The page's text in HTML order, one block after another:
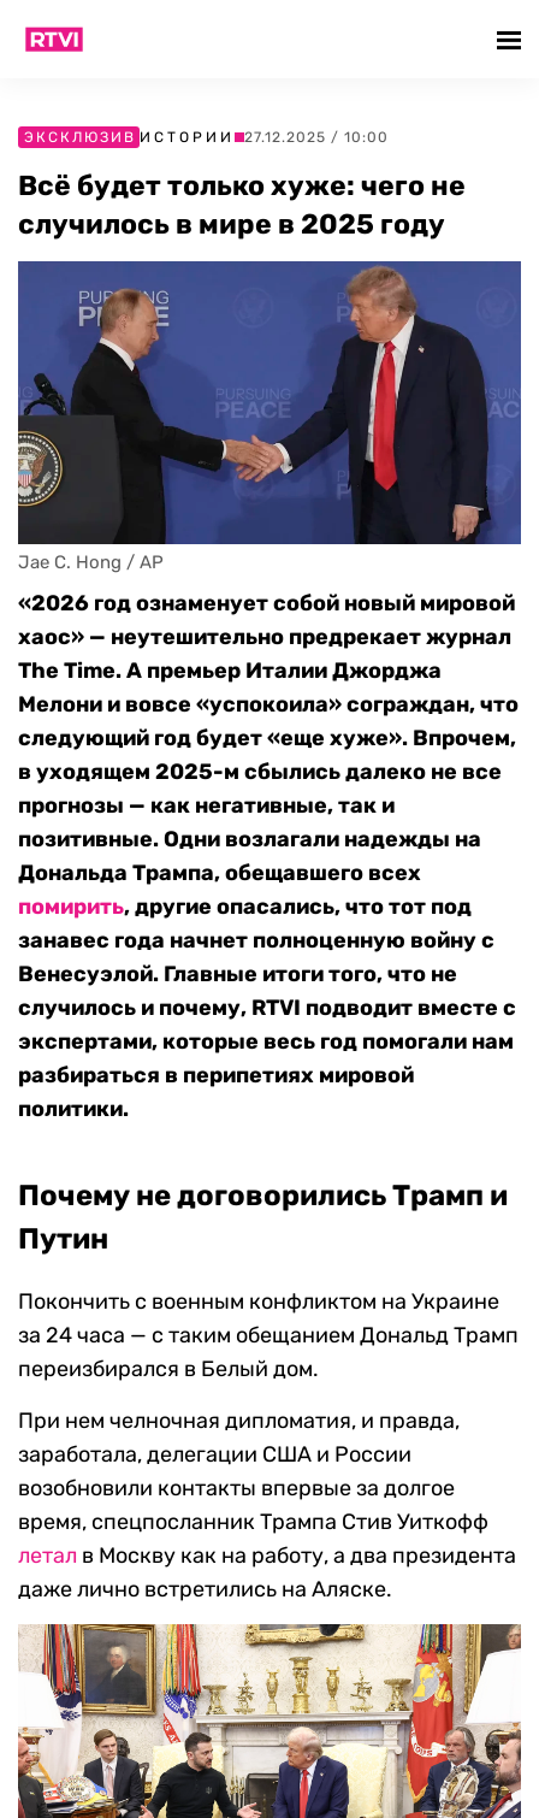
ЭКСКЛЮЗИВ ИСТОРИИ 27.12.2025 / 10:00
Всё будет только хуже: чего не
случилось в мире в 2025 году
Jae C. Hong / AP
«2026 год ознаменует собой новый мировой
хаос» — неутешительно предрекает журнал
The Time. А премьер Италии Джорджа
Мелони и вовсе «успокоила» сограждан, что
следующий год будет «еще хуже». Впрочем,
в уходящем 2025-м сбылись далеко не все
прогнозы — как негативные, так и
позитивные. Одни возлагали надежды на
Дональда Трампа, обещавшего всех
помирить, другие опасались, что тот под
занавес года начнет полноценную войну с
Венесуэлой. Главные итоги того, что не
случилось и почему, RTVI подводит вместе с
экспертами, которые весь год помогали нам
разбираться в перипетиях мировой
политики.
Почему не договорились Трамп и
Путин
Покончить с военным конфликтом на Украине
за 24 часа — с таким обещанием Дональд Трамп
переизбирался в Белый дом.
При нем челночная дипломатия, и правда,
заработала, делегации США и России
возобновили контакты впервые за долгое
время, спецпосланник Трампа Стив Уиткофф
летал в Москву как на работу, а два президента
даже лично встретились на Аляске.